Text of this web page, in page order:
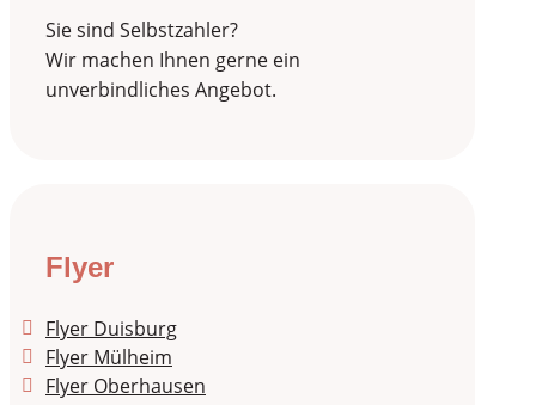
Sie sind Selbstzahler?
Wir machen Ihnen gerne ein
unverbindliches Angebot.
Flyer
Flyer Duisburg
Flyer Mülheim
Flyer Oberhausen